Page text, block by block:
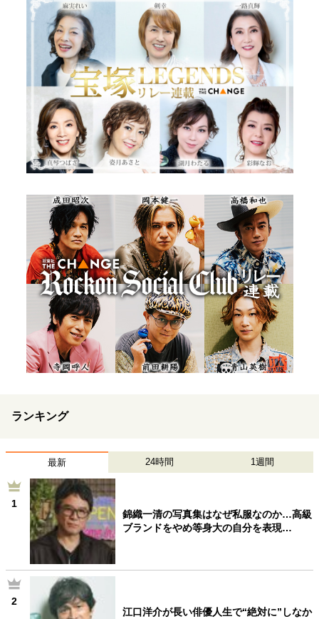
ランキング
最新 24時間 1週間
1
錦織一清の写真集はなぜ私服なのか…高級
ブランドをやめ等身大の自分を表現…
2
江口洋介が長い俳優人生で“絶対に”しなか